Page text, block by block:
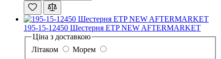
195-15-12450 Шестерня ETP NEW AFTERMARKET
Ціна з доставкою
Літаком
Морем